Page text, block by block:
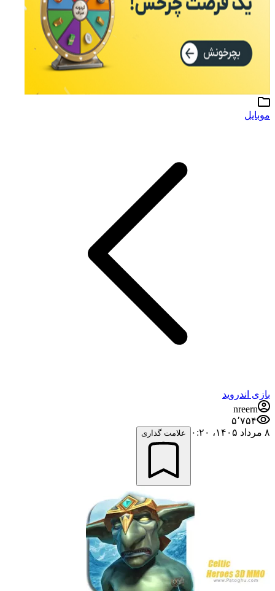
موبایل
بازی اندروید
nreern
۵٬۷۵۴
۸ مرداد ۱۴۰۵،‏ ۰:۲۰
علامت گذاری